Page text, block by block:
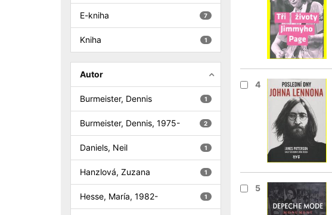
4
5
7
E-kniha
1
Kniha
Autor
1
Burmeister, Dennis
2
Burmeister, Dennis, 1975-
1
Daniels, Neil
1
Hanzlová, Zuzana
1
Hesse, María, 1982-